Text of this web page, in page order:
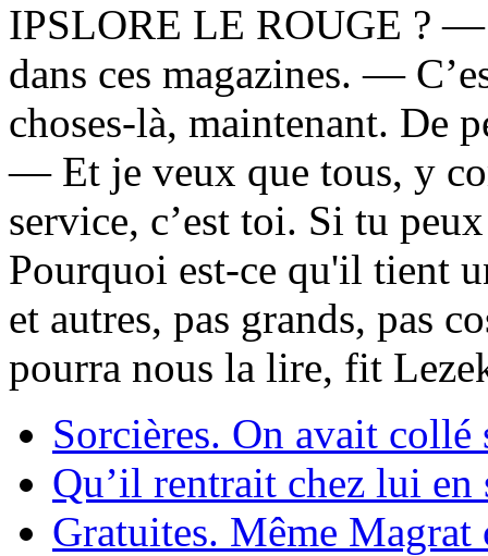
IPSLORE LE ROUGE ? —
dans ces magazines. —
choses-là, maintenant. De
— Et je veux que tous, y
service, c’est toi. Si tu
Pourquoi est-ce qu'il tient
et autres, pas grands, pas
pourra nous la lire, fit
Sorcières. On avait collé
Qu’il rentrait chez lui en
Gratuites. Même Magrat